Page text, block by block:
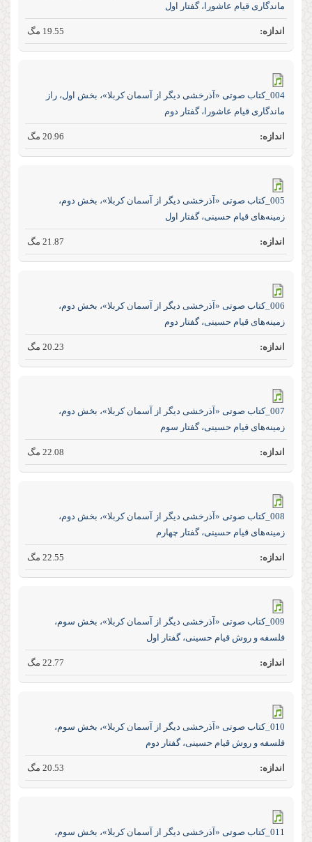
ماندگاری‌ قیام عاشورا، گفتار اول
19.55 مگ
004_کتاب صوتی «آذرخشی‌ دیگر‌ از‌ آسمان‌ کربلا»، بخش اول، راز‌
ماندگاری قیام عاشورا، گفتار دوم
20.96 مگ
005_کتاب صوتی «آذرخشی‌ دیگر‌ از‌ آسمان‌ کربلا»، بخش دوم،
زمینه‌های قیام حسینی، گفتار اول
21.87 مگ
006_کتاب صوتی «آذرخشی‌ دیگر‌ از‌ آسمان‌ کربلا»، بخش دوم،
زمینه‌های قیام حسینی، گفتار دوم
20.23 مگ
007_کتاب صوتی «آذرخشی‌ دیگر‌ از‌ آسمان‌ کربلا»، بخش دوم،
زمینه‌های قیام حسینی، گفتار سوم
22.08 مگ
008_کتاب صوتی «آذرخشی‌ دیگر‌ از‌ آسمان‌ کربلا»، بخش دوم،
زمینه‌های قیام حسینی، گفتار چهارم
22.55 مگ
009_کتاب صوتی «آذرخشی‌ دیگر‌ از‌ آسمان‌ کربلا»، بخش سوم،
فلسفه و روش قیام حسینی، گفتار اول
22.77 مگ
010_کتاب صوتی «آذرخشی‌ دیگر‌ از‌ آسمان‌ کربلا»، بخش سوم،
فلسفه و روش قیام حسینی، گفتار دوم
20.53 مگ
011_کتاب صوتی «آذرخشی‌ دیگر‌ از‌ آسمان‌ کربلا»، بخش سوم،